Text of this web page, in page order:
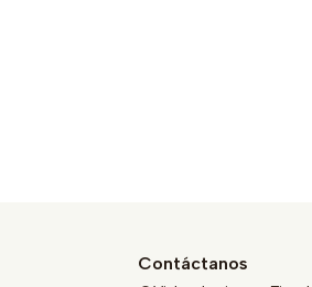
Contáctanos